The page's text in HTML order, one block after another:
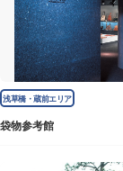
浅草橋・蔵前エリア
袋物参考館